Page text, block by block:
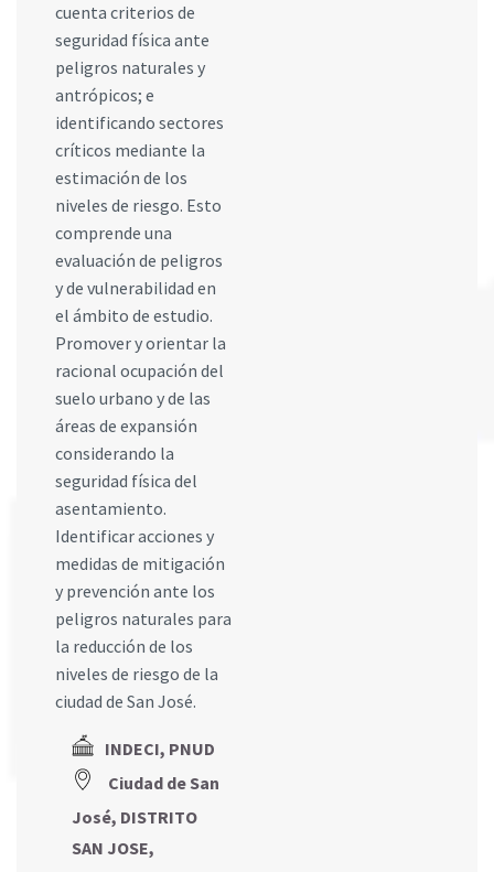
cuenta criterios de
seguridad física ante
peligros naturales y
antrópicos; e
identificando sectores
críticos mediante la
estimación de los
niveles de riesgo. Esto
comprende una
evaluación de peligros
y de vulnerabilidad en
el ámbito de estudio.
Promover y orientar la
racional ocupación del
suelo urbano y de las
áreas de expansión
considerando la
seguridad física del
asentamiento.
Identificar acciones y
medidas de mitigación
y prevención ante los
peligros naturales para
la reducción de los
niveles de riesgo de la
ciudad de San José.
INDECI, PNUD
Ciudad de San
José, DISTRITO
SAN JOSE,